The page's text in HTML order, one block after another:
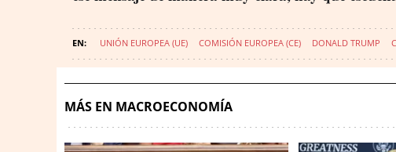
UNIÓN EUROPEA (UE) COMISIÓN EUROPEA (CE) DONALD TRUMP
MÁS EN MACROECONOMÍA